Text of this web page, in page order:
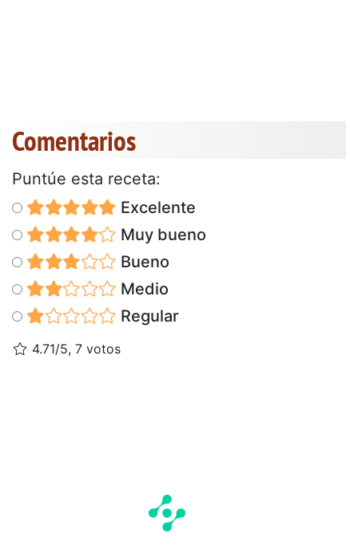
Comentarios
Puntúe esta receta:
Excelente
Muy bueno
Bueno
Medio
Regular
4.71/5, 7 votos